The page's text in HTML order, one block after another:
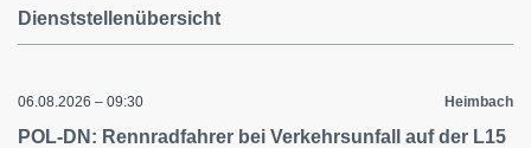
Dienststellenübersicht
06.08.2026 – 09:30 Heimbach
POL-DN: Rennradfahrer bei Verkehrsunfall auf der L15